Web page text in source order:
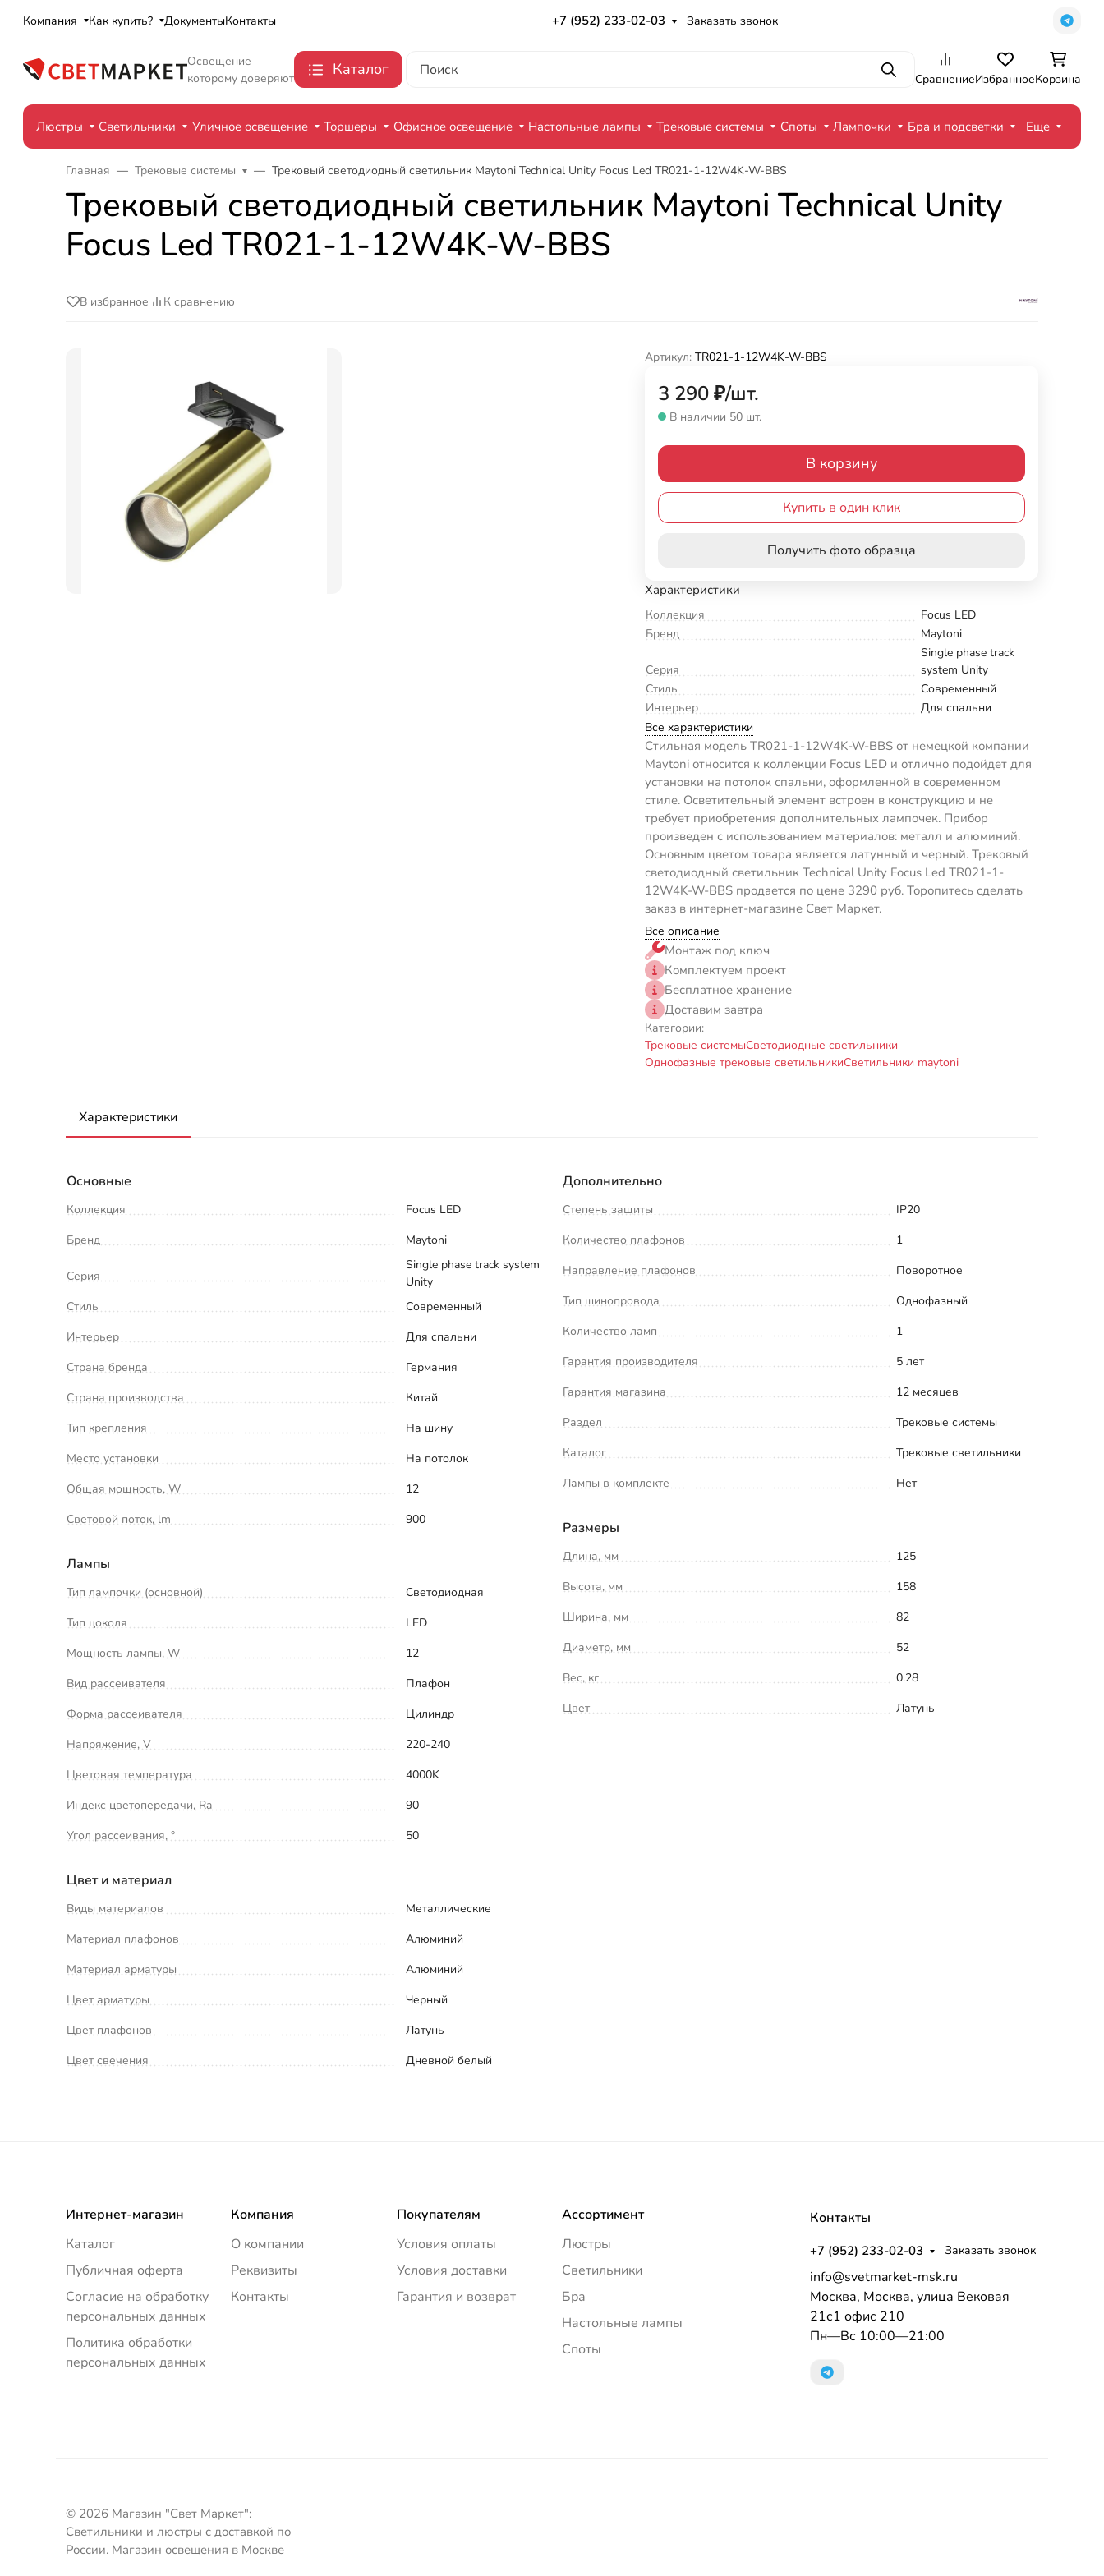
Компания Как купить? ДокументыКонтакты +7 (952) 233-02-03 Заказать звонок
Освещение
которому доверяют
Каталог ПоискСравнениеИзбранноеКорзина
Люстры Светильники Уличное освещение Торшеры Офисное освещение Настольные лампы Трековые системы Споты Лампочки Бра и подсветки Еще
Главная Трековые системы Трековый светодиодный светильник Maytoni Technical Unity Focus Led TR021-1-12W4K-W-BBS
Трековый светодиодный светильник Maytoni Technical Unity
Focus Led TR021-1-12W4K-W-BBS
В избранное К сравнению
Артикул: TR021-1-12W4K-W-BBS
3 290₽/шт.
В наличии 50 шт.
В корзину
Купить в один клик
Получить фото образца
Характеристики
Коллекция
Focus LED
Бренд
Maytoni
Серия
Single phase track
system Unity
Стиль
Современный
Интерьер
Для спальни
Все характеристики
Стильная модель TR021-1-12W4K-W-BBS от немецкой компании
Maytoni относится к коллекции Focus LED и отлично подойдет для
установки на потолок спальни, оформленной в современном
стиле. Осветительный элемент встроен в конструкцию и не
требует приобретения дополнительных лампочек. Прибор
произведен с использованием материалов: металл и алюминий.
Основным цветом товара является латунный и черный. Трековый
светодиодный светильник Technical Unity Focus Led TR021-1-
12W4K-W-BBS продается по цене 3290 руб. Торопитесь сделать
заказ в интернет-магазине Свет Маркет.
Все описание
Монтаж под ключ
Комплектуем проект
Бесплатное хранение
Доставим завтра
Категории:
Трековые системыСветодиодные светильники
Однофазные трековые светильникиСветильники maytoni
Характеристики
Основные
Коллекция
Focus LED
Бренд
Maytoni
Серия
Single phase track system
Unity
Стиль
Современный
Интерьер
Для спальни
Страна бренда
Германия
Страна производства
Китай
Тип крепления
На шину
Место установки
На потолок
Общая мощность, W
12
Световой поток, lm
900
Лампы
Тип лампочки (основной)
Светодиодная
Тип цоколя
LED
Мощность лампы, W
12
Вид рассеивателя
Плафон
Форма рассеивателя
Цилиндр
Напряжение, V
220-240
Цветовая температура
4000K
Индекс цветопередачи, Ra
90
Угол рассеивания, °
50
Цвет и материал
Виды материалов
Металлические
Материал плафонов
Алюминий
Материал арматуры
Алюминий
Цвет арматуры
Черный
Цвет плафонов
Латунь
Цвет свечения
Дневной белый
Дополнительно
Степень защиты
IP20
Количество плафонов
1
Направление плафонов
Поворотное
Тип шинопровода
Однофазный
Количество ламп
1
Гарантия производителя
5 лет
Гарантия магазина
12 месяцев
Раздел
Трековые системы
Каталог
Трековые светильники
Лампы в комплекте
Нет
Размеры
Длина, мм
125
Высота, мм
158
Ширина, мм
82
Диаметр, мм
52
Вес, кг
0.28
Цвет
Латунь
Интернет-магазин
Каталог
Публичная оферта
Согласие на обработку
персональных данных
Политика обработки
персональных данных
Компания
О компании
Реквизиты
Контакты
Покупателям
Условия оплаты
Условия доставки
Гарантия и возврат
Ассортимент
Люстры
Светильники
Бра
Настольные лампы
Споты
Контакты
+7 (952) 233-02-03 Заказать звонок
info@svetmarket-msk.ru
Москва, Москва, улица Вековая
21с1 офис 210
Пн—Вс 10:00—21:00
© 2026 Магазин "Свет Маркет":
Светильники и люстры с доставкой по
России. Магазин освещения в Москве